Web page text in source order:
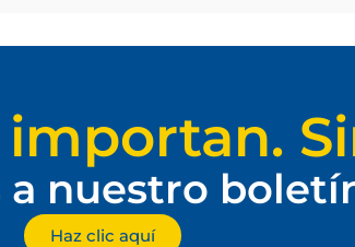
nuestro
Haz clic aquí